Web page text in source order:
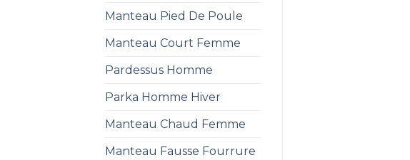
Manteau Pied De Poule
Manteau Court Femme
Pardessus Homme
Parka Homme Hiver
Manteau Chaud Femme
Manteau Fausse Fourrure